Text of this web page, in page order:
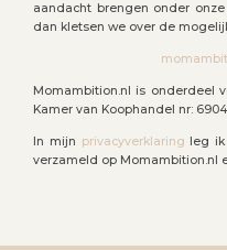
aandacht brengen onder
dan kletsen we over de
Momambition.nl is onderdeel
Kamer van Koophandel nr:
In mijn privacyverklaring leg
verzameld op Momambition.nl